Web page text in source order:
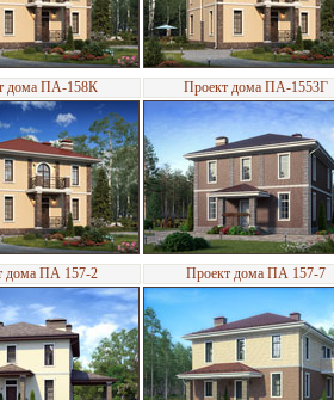
дома ПА-158К Проект дома ПА-1553Г
дома ПА 157-2 Проект дома ПА 157-7